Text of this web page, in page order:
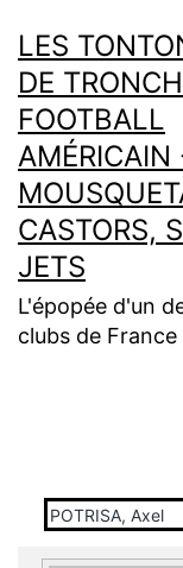
au
contenu
LES
DE
FOOTBALL
AMÉRICAIN
CASTORS,
JETS
L'épopée d'un
clubs de France